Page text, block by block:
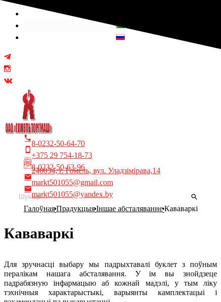
Выберыце сваю мову
8-0232-50-64-70
+375 29 754-18-73
8-0232-50-63-96
246034, г. Гомель, вул. Уладзімірава,14
markt501055@gmail.com
markt501055@yandex.by
ГалоўнаяПрадукцыяІншае абсталяваннеКававаркі
Кававаркі
Для зручнасці выбару мы падрыхтавалі буклет з поўным
пералікам нашага абсталявання. У ім вы знойдзеце
падрабязную інфармацыю аб кожнай мадэлі, у тым ліку
тэхнічныя характарыстыкі, варыянты камплектацыі і